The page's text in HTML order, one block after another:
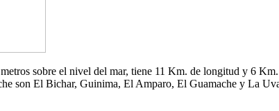
sobre el nivel del mar, tiene 11 Km. de longitud y 6
son El Bichar, Guinima, El Amparo, El Guamache y La